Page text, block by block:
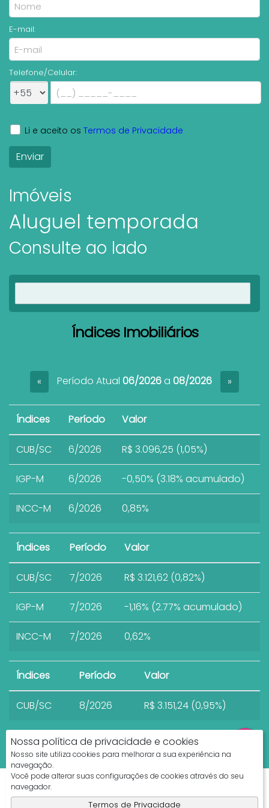
Nossa política de privacidade e cookies
Nosso site utiliza cookies para melhorar a sua experiência na
navegação.
Você pode alterar suas configurações de cookies através do seu
navegador.
Termos de Privacidade
E-mail:
Telefone/Celular:
Li e aceito os Termos de Privacidade
Imóveis
Aluguel temporada
Consulte ao lado
Índices Imobiliários
« Período Atual 06/2026a 08/2026 »
Índices Período Valor
CUB/SC 6/2026 R$ 3.096,25 (1,05%)
IGP-M 6/2026 -0,50% (3.18% acumulado)
INCC-M 6/2026 0,85%
Índices Período Valor
CUB/SC 7/2026 R$ 3.121,62 (0,82%)
IGP-M 7/2026 -1,16% (2.77% acumulado)
INCC-M 7/2026 0,62%
Índices Período Valor
CUB/SC 8/2026 R$ 3.151,24 (0,95%)
Apresenta.me ~ Plataforma Imobiliária
Copyright © 2026 ~ 0.0000s